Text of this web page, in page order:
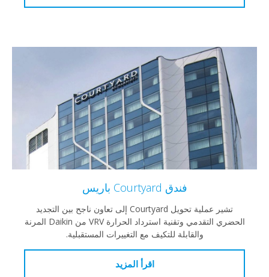
فندق Courtyard باريس
تشير عملية تحويل Courtyard إلى تعاون ناجح بين التجديد
الحضري التقدمي وتقنية استرداد الحرارة VRV من Daikin المرنة
والقابلة للتكيف مع التغييرات المستقبلية.
اقرأ المزيد